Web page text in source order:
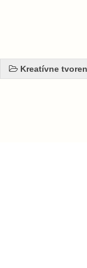
Kreatívne